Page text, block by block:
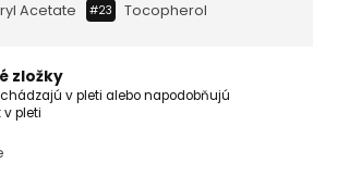
Acetate #23 Tocopherol
zložky
v pleti alebo napodobňujú
v pleti